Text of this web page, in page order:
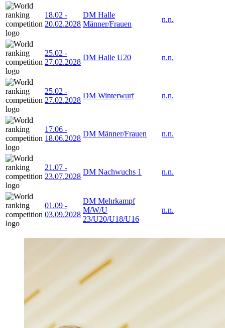
18.02 -
20.02.2028
DM Halle
Männer/Frauen
n.n.
25.02 -
27.02.2028
DM Halle U20 n.n.
25.02 -
27.02.2028
DM Winterwurf n.n.
17.06 -
18.06.2028
DM Männer/Frauen n.n.
21.07 -
23.07.2028
DM Nachwuchs 1 n.n.
01.09 -
03.09.2028
DM Mehrkampf
M/W/U
23/U20/U18/U16
n.n.